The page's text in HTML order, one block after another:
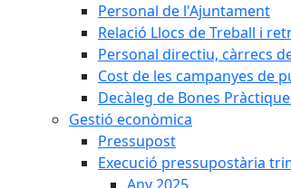
Personal de l'Ajuntament
Relació Llocs de Treball i
Personal directiu, càrrecs
Cost de les campanyes de
Decàleg de Bones
Gestió econòmica
Pressupost
Execució pressupostària